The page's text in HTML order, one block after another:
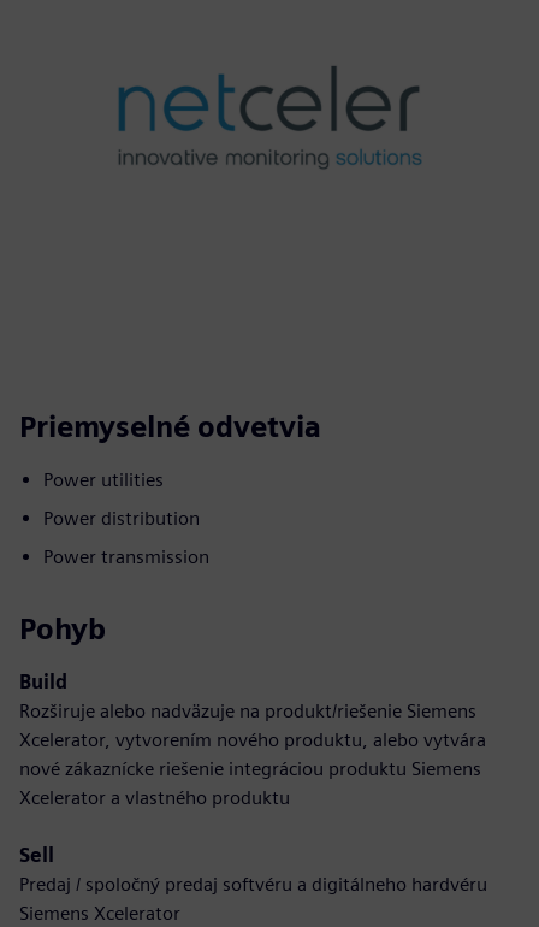
Priemyselné odvetvia
Power utilities
Power distribution
Power transmission
Pohyb
Build
Rozširuje alebo nadväzuje na produkt/riešenie Siemens
Xcelerator, vytvorením nového produktu, alebo vytvára
nové zákaznícke riešenie integráciou produktu Siemens
Xcelerator a vlastného produktu
Sell
Predaj / spoločný predaj softvéru a digitálneho hardvéru
Siemens Xcelerator